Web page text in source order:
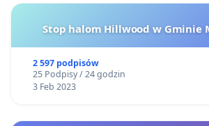
Stop halom Hillwood w Gminie
2 597 podpisów
25 Podpisy / 24 godzin
3 Feb 2023